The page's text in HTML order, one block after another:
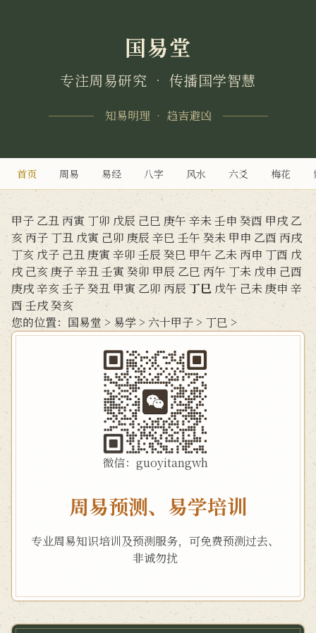
国易堂
专注周易研究 • 传播国学智慧
知易明理 • 趋吉避凶
首页 周易 易经 八字 风水 六爻 梅花
甲子 乙丑丙寅 丁卯 戊辰 己巳 庚午 辛未壬申 癸酉 甲戌 乙
亥丙子 丁丑 戊寅 己卯 庚辰 辛巳 壬午 癸未 甲申 乙酉 丙戌
丁亥 戊子 己丑 庚寅 辛卯 壬辰 癸巳 甲午 乙未 丙申 丁酉 戊
戌 己亥 庚子辛丑壬寅 癸卯 甲辰 乙巳 丙午 丁未 戊申 己酉
庚戌辛亥壬子癸丑 甲寅 乙卯 丙辰 丁巳 戊午 己未 庚申 辛
酉 壬戌癸亥
您的位置： 国易堂 > 易学 > 六十甲子 > 丁巳 >
微信：guoyitangwh
周易预测、易学培训
专业周易知识培训及预测服务，可免费预测过去、
非诚勿扰